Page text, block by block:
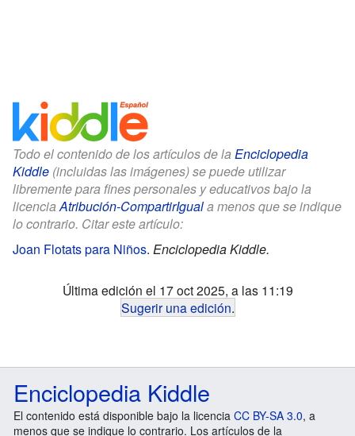
Todo el contenido de los artículos de la Enciclopedia
Kiddle (incluidas las imágenes) se puede utilizar
libremente para fines personales y educativos bajo la
licenciaAtribución-CompartirIguala menos que se indique
lo contrario. Citar este artículo:
Joan Flotats para Niños. Enciclopedia Kiddle.
Última edición el 17 oct 2025, a las 11:19
Sugerir una edición.
Enciclopedia Kiddle
El contenido está disponible bajo la licencia CC BY-SA 3.0, a
menos que se indique lo contrario. Los artículos de la